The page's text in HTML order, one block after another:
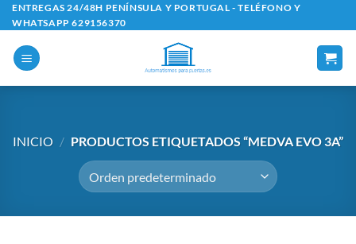
Saltar
al
contenido
ENTREGAS 24/48H PENÍNSULA Y PORTUGAL - TELÉFONO Y
WHATSAPP 629156370
INICIO / PRODUCTOS ETIQUETADOS “MEDVA EVO 3A”